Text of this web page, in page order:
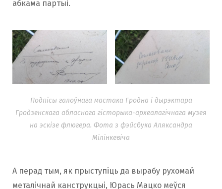
абкама партыі.
Подпісы галоўнага мастака Гродна і дырэктара
Гродзенскага абласнога гісторыка-археалагічнага музея
на эскізе флюгера. Фота з фэйсбука Аляксандра
Мілінкевіча
А перад тым, як прыступіць да вырабу рухомай
металічнай канструкцыі, Юрась Мацко меўся